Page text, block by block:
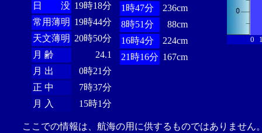
日 没 19時18分
常用薄明 19時44分
天文薄明 20時50分
月 齢
24.1
月 出
0時21分
正 中
7時37分
月 入
15時1分
1時47分
236cm
8時51分
88cm
16時4分
224cm
21時16分 167cm
0
ここでの情報は、航海の用に供するものではありませ